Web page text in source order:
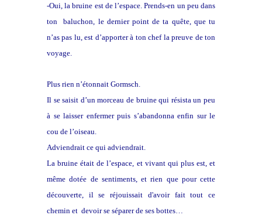
-Oui, la bruine est de l’espace. Prends-en un peu dans
ton baluchon, le dernier point de ta quête, que tu
n’as pas lu, est d’apporter à ton chef la preuve de ton
voyage.
Plus rien n’étonnait Gormsch.
Il se saisit d’un morceau de bruine qui résista un peu
à se laisser enfermer puis s’abandonna enfin sur le
cou de l’oiseau.
Adviendrait ce qui adviendrait.
La bruine était de l’espace, et vivant qui plus est, et
même dotée de sentiments, et rien que pour cette
découverte, il se réjouissait d'avoir fait tout ce
chemin et devoir se séparer de ses bottes…